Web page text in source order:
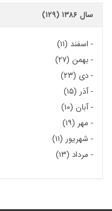
سال ۱۳۸۶ (۱۲۹)
- اسفند (۱۱)
-بهمن (۲۷)
-دی (۲۳)
-آذر (۱۵)
-آبان (۱۰)
- مهر (۱۹)
- شهریور (۱۱)
- مرداد (۱۳)